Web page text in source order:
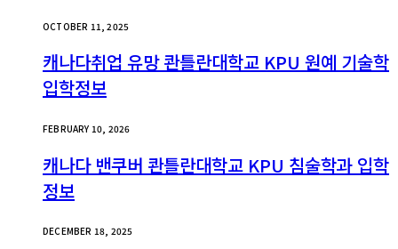
OCTOBER 11, 2025
캐나다취업 유망 콴틀란대학교 KPU 원예 기술학
입학정보
FEBRUARY 10, 2026
캐나다 밴쿠버 콴틀란대학교 KPU 침술학과 입학
정보
DECEMBER 18, 2025